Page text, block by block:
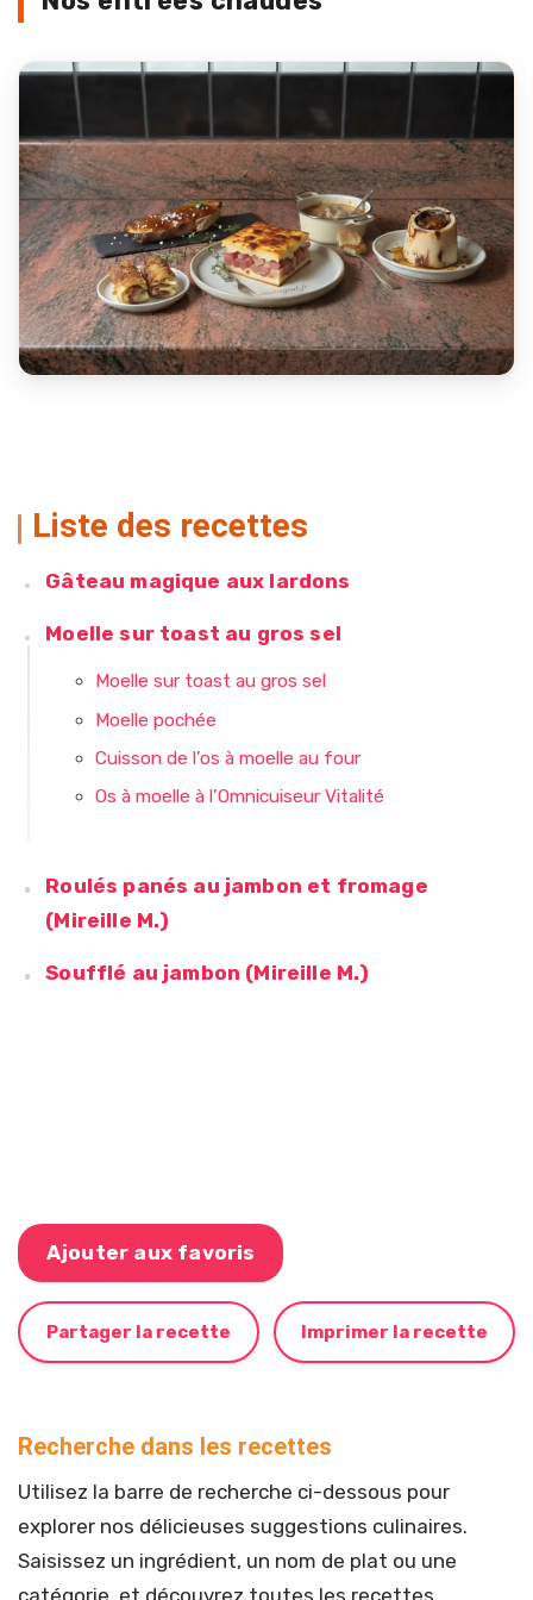
Liste des recettes
Gâteau magique aux lardons
Moelle sur toast au gros sel
Moelle sur toast au gros sel
Moelle pochée
Cuisson de l’os à moelle au four
Os à moelle à l’Omnicuiseur Vitalité
Roulés panés au jambon et fromage
(Mireille M.)
Soufflé au jambon (Mireille M.)
Ajouter aux favoris
Partager la recette Imprimer la recette
Recherche dans les recettes
Utilisez la barre de recherche ci-dessous pour
explorer nos délicieuses suggestions culinaires.
Saisissez un ingrédient, un nom de plat ou une
catégorie, et découvrez toutes les recettes